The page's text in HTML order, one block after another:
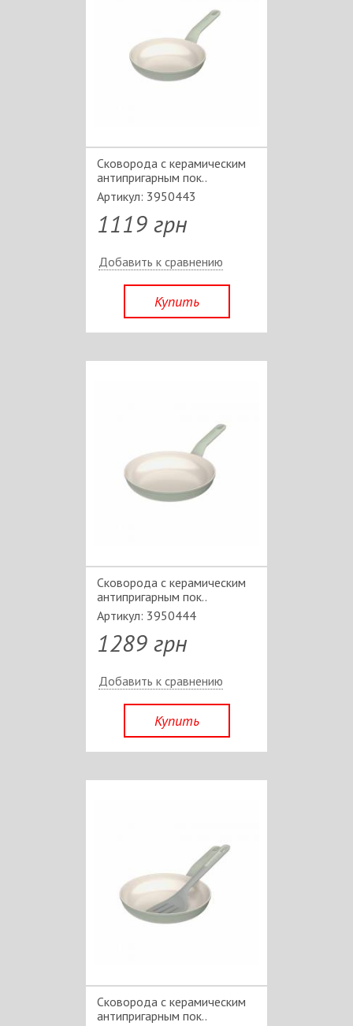
Сковорода c керамическим
антипригарным пок..
Артикул: 3950443
1119 грн
Добавить к сравнению
Купить
Сковорода c керамическим
антипригарным пок..
Артикул: 3950444
1289 грн
Добавить к сравнению
Купить
Сковорода c керамическим
антипригарным пок..